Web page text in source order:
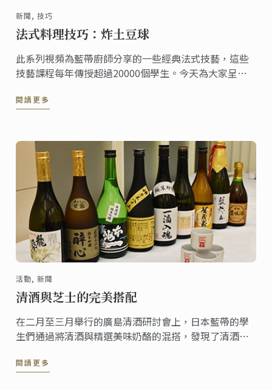
新聞, 技巧
法式料理技巧：炸土豆球
此系列視頻為藍帶廚師分享的一些經典法式技藝，這些
技藝課程每年傳授超過20000個學生。今天為大家呈現
閱讀更多
活動, 新聞
清酒與芝士的完美搭配
在二月至三月舉行的廣島清酒研討會上，日本藍帶的學
生們通過將清酒與精選美味奶酪的混搭，發現了清酒的
閱讀更多